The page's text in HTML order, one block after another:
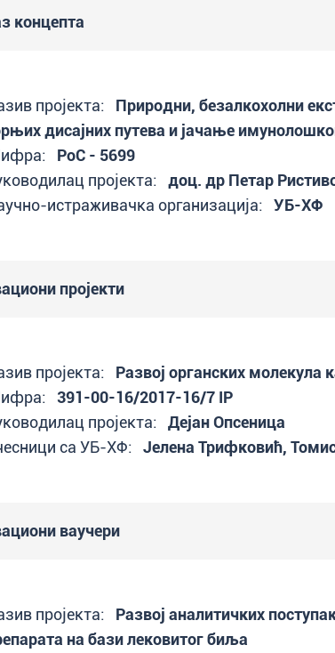
концепта
пројекта: Природни, безалкохолни
дисајних путева и јачање
PoC - 5699
пројекта: доц. др Петар
истраживачка организација: УБ-ХФ
пројекти
пројекта: Развој органских молекула
391-00-16/2017-16/7 IP
пројекта: Дејан Опсеница
са УБ-ХФ: Јелена Трифковић,
ваучери
пројекта: Развој аналитичких
на бази лековитог биља